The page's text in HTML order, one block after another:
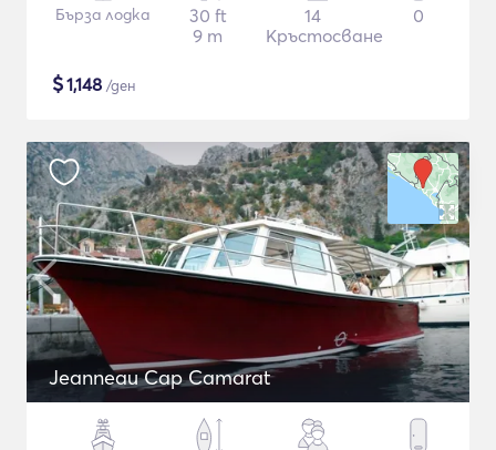
Бърза лодка
30 ft
9 m
14
Кръстосване
0
$1,148 /ден
Jeanneau Cap Camarat